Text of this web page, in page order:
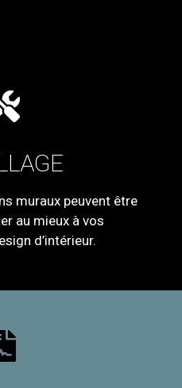
muraux peuvent être
au mieux à vos
d’intérieur.